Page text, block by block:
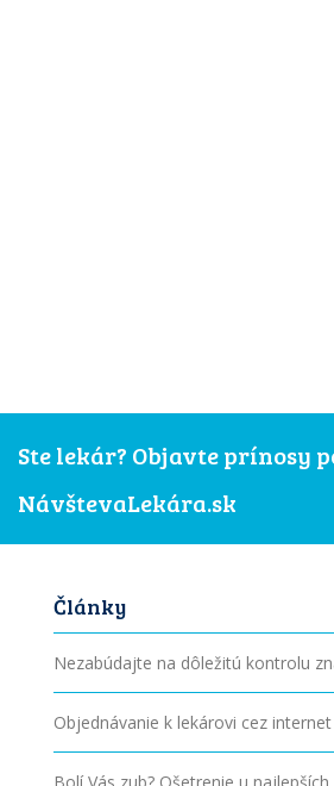
Ste lekár? Objavte prínosy
NávštevaLekára.sk
Články
Nezabúdajte na dôležitú kontrolu
Objednávanie k lekárovi cez internet